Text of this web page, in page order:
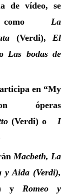
de vídeo, se
comoLa
(Verdi),El
oLas bodas de
en “My
óperas
(Verdi) oI
Macbeth, La
y Aida (Verdi),
y Romeo y